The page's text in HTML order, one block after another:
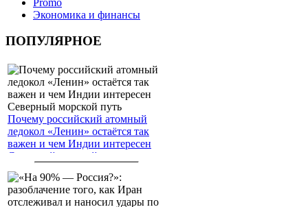
Экономика и финансы
ПОПУЛЯРНОЕ
Почему российский атомный
ледокол «Ленин» остаётся так
важен и чем Индии интересен
Северный морской путь